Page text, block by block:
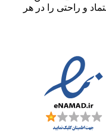
و راحتی را در هر